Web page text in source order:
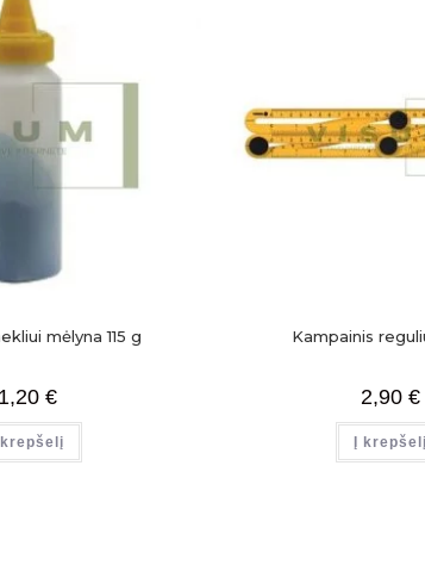
mėlyna 115 g
1,20 €
krepšelį
Kampainis
2,90 €
Į krepšelį